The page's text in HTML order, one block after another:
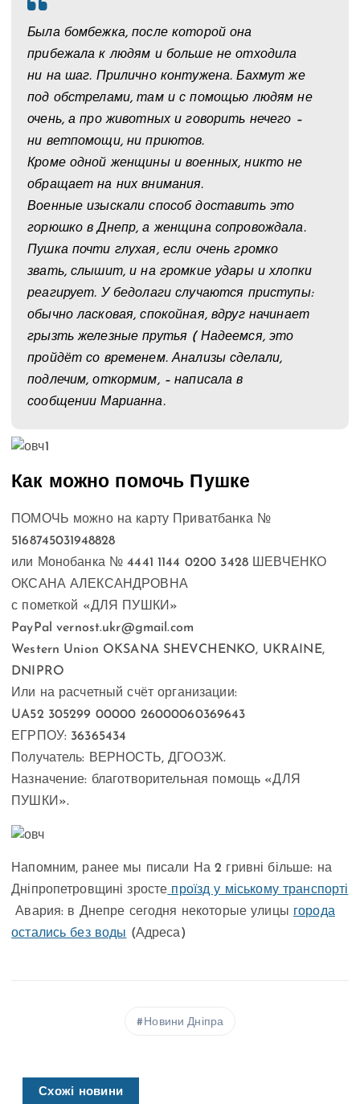
Была бомбежка, после которой она
прибежала к людям и больше не отходила
ни на шаг. Прилично контужена. Бахмут же
под обстрелами, там и с помощью людям не
очень, а про животных и говорить нечего –
ни ветпомощи, ни приютов.
Кроме одной женщины и военных, никто не
обращает на них внимания.
Военные изыскали способ доставить это
горюшко в Днепр, а женщина сопровождала.
Пушка почти глухая, если очень громко
звать, слышит, и на громкие удары и хлопки
реагирует. У бедолаги случаются приступы:
обычно ласковая, спокойная, вдруг начинает
грызть железные прутья ( Надеемся, это
пройдёт со временем. Анализы сделали,
подлечим, откормим, – написала в
сообщении Марианна.
Как можно помочь Пушке
ПОМОЧЬ можно на карту Приватбанка №
5168745031948828
или Монобанка № 4441 1144 0200 3428 ШЕВЧЕНКО
ОКСАНА АЛЕКСАНДРОВНА
с пометкой «ДЛЯ ПУШКИ»
PayPalvernost.ukr@gmail.com
Western Union OKSANA SHEVCHENKO, UKRAINE,
DNIPRO
Или на расчетный счёт организации:
UA52 305299 00000 26000060369643
ЕГРПОУ: 36365434
Получатель: ВЕРНОСТЬ, ДГООЗЖ.
Назначение: благотворительная помощь «ДЛЯ
ПУШКИ».
Напомним, ранее мы писали На 2 гривні більше: на
Дніпропетровщині зросте проїзд у міському транспорті
Авария: в Днепре сегодня некоторые улицы города
остались без воды (Адреса)
Новини Дніпра
Схожі новини